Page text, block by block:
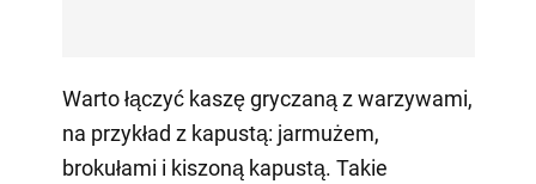
Warto łączyć kaszę gryczaną z warzywami,
na przykład z kapustą: jarmużem,
brokułami i kiszoną kapustą. Takie